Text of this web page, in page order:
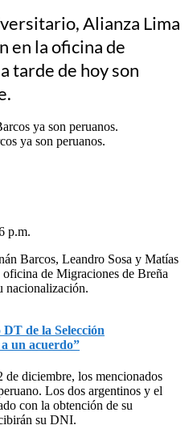
Alianza Lima
en la oficina de
tarde de hoy son
ya son peruanos.
p.m.
Barcos, Leandro Sosa y Matías
de Migraciones de Breña
nacionalización.
de la Selección
un acuerdo”
de diciembre, los mencionados
Los dos argentinos y el
con la obtención de su
su DNI.